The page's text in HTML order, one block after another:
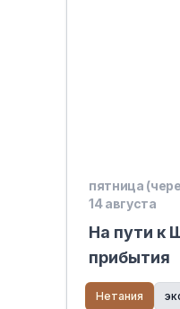
пятница
14 августа
На пути к
прибытия
Нетания